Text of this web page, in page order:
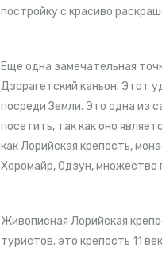
постройку с красиво
Еще одна замечательная
Дзорагетский каньон. Этот
посреди Земли. Это одна из
посетить, так как оно
как Лорийская крепость,
Хоромайр, Одзун, множество
Живописная Лорийская
туристов. это крепость 11